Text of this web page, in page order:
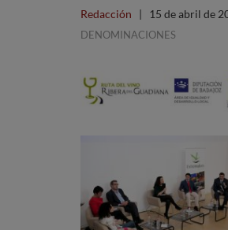
Redacción | 15 de abril de
DENOMINACIONES